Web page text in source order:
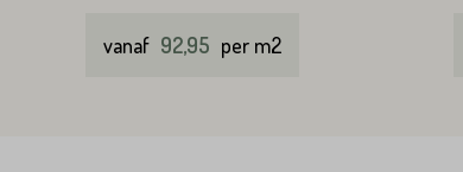
vanaf 92,95 per m2